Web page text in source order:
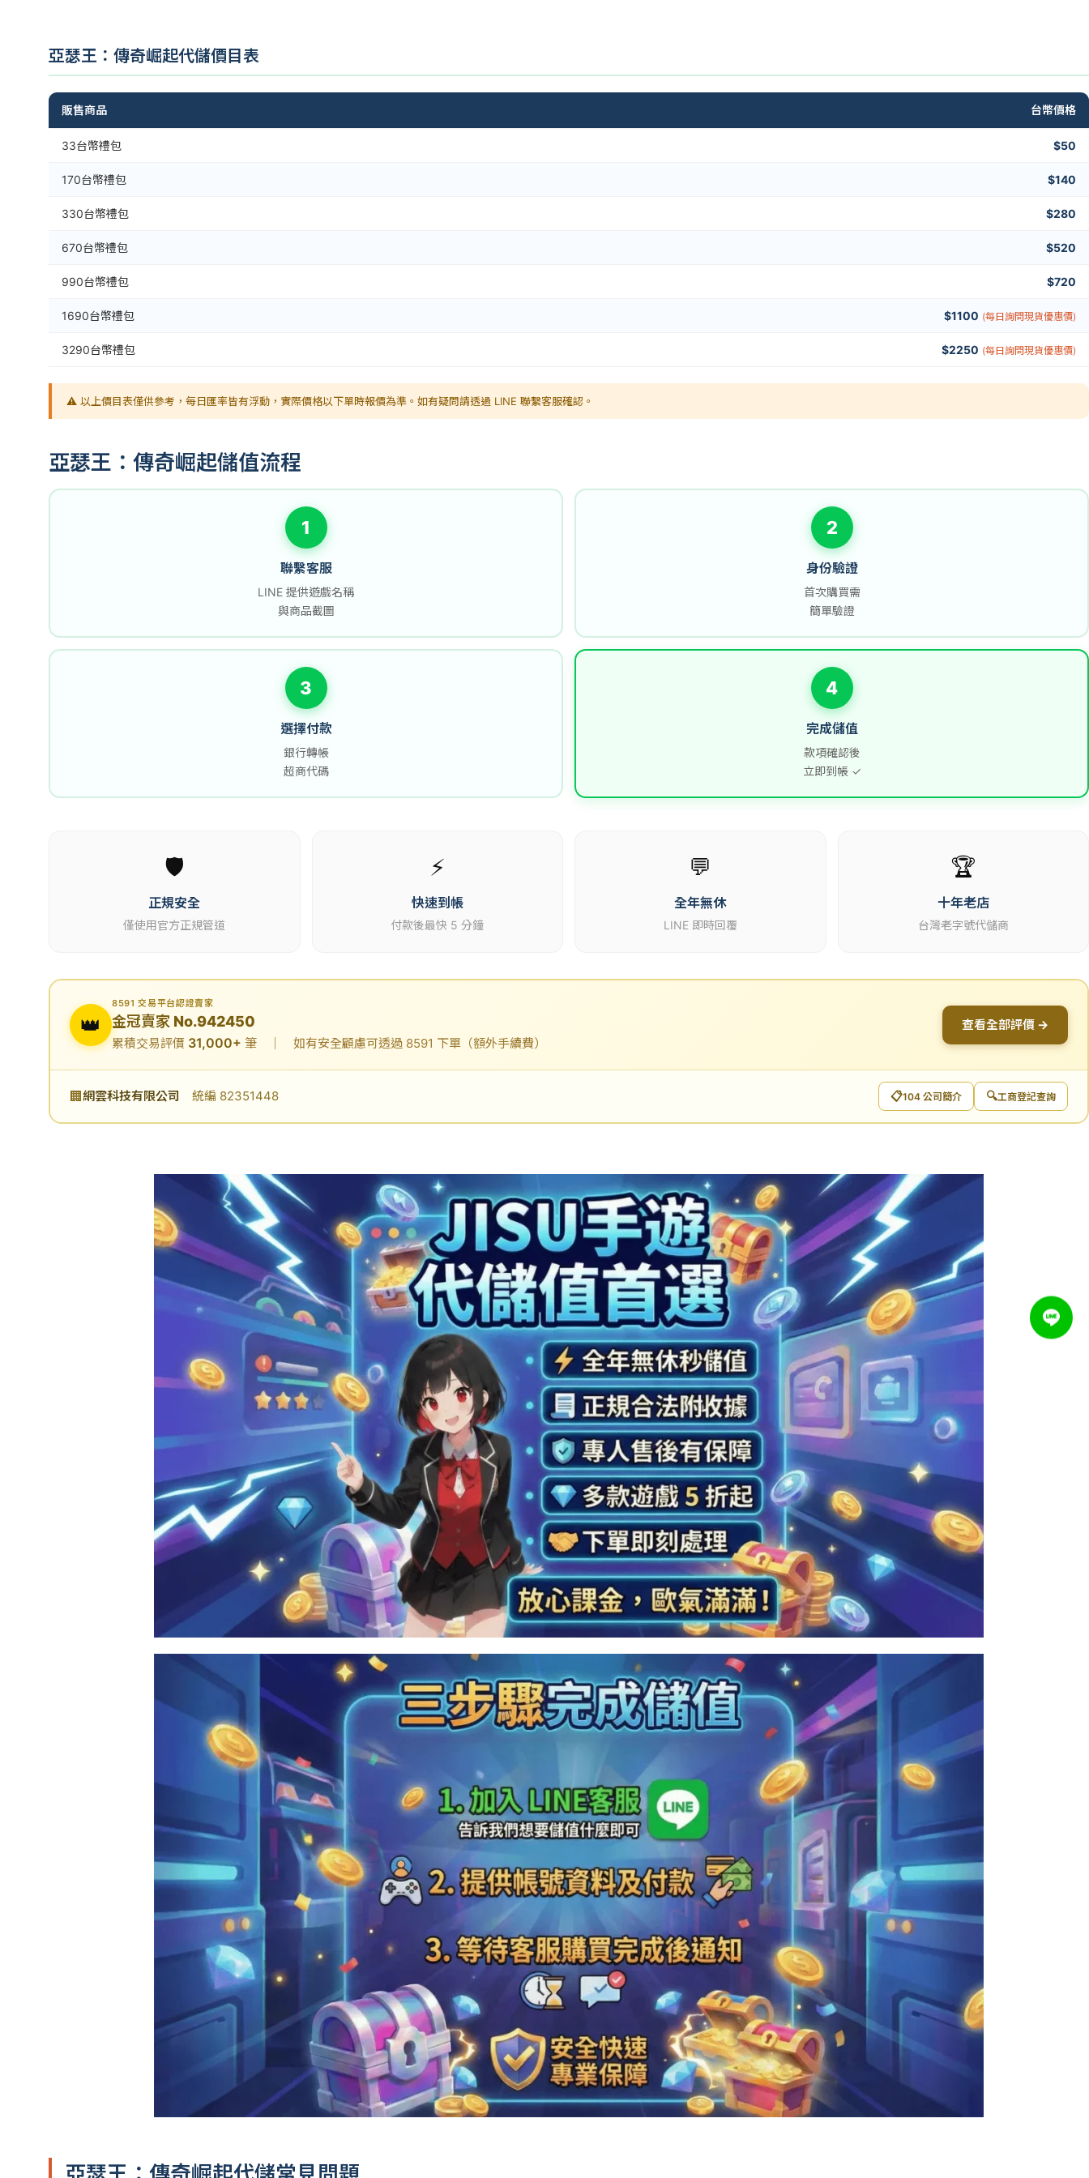
亞瑟王：傳奇崛起代儲價目表
販售商品 台幣價格
33台幣禮包 $50
170台幣禮包 $140
330台幣禮包 $280
670台幣禮包 $520
990台幣禮包 $720
1690台幣禮包 $1100 (每日詢問現貨優惠價)
3290台幣禮包 $2250 (每日詢問現貨優惠價)
⚠️ 以上價目表僅供參考，每日匯率皆有浮動，實際價格以下單時報價為準。如有疑問請透過 LINE 聯繫客服確認。
亞瑟王：傳奇崛起儲值流程
1
聯繫客服
LINE 提供遊戲名稱
與商品截圖
2
身份驗證
首次購買需
簡單驗證
3
選擇付款
銀行轉帳
超商代碼
4
完成儲值
款項確認後
立即到帳 ✓
🛡️
正規安全
僅使用官方正規管道
⚡
快速到帳
付款後最快 5 分鐘
💬
全年無休
LINE 即時回覆
🏆
十年老店
台灣老字號代儲商
👑
8591 交易平台認證賣家
金冠賣家 No.942450
累積交易評價 31,000+ 筆 ｜ 如有安全顧慮可透過 8591 下單（額外手續費）
查看全部評價 →
🏢網雲科技有限公司 統編 82351448 📋104 公司簡介 🔍工商登記查詢
亞瑟王：傳奇崛起代儲常見問題